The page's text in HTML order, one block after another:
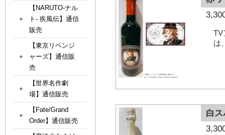
TV
は
白
【NARUTO-ナル
ト- 疾風伝】通信
販売
【東京リベンジ
ャーズ】通信販
売
【世界名作劇
場】通信販売
【Fate/Grand
Order】通信販売